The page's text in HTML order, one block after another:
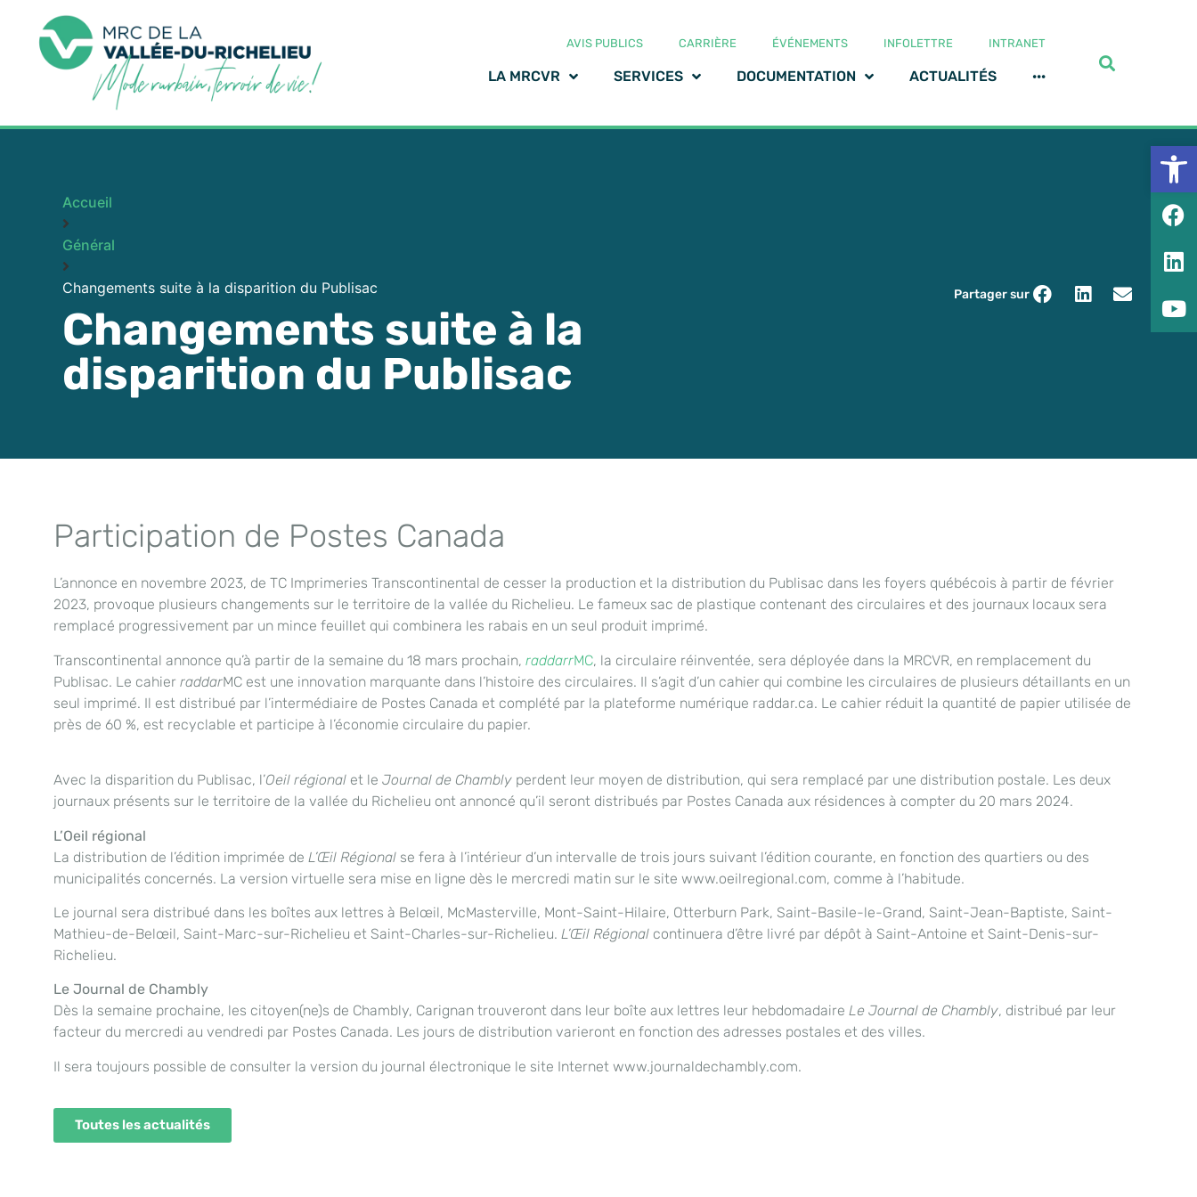
AVIS PUBLICS CARRIÈRE ÉVÉNEMENTS INFOLETTRE INTRANET
LA MRCVR SERVICES DOCUMENTATION ACTUALITÉS ···
Accueil
Général
Changements suite à la disparition du Publisac
Changements suite à la
disparition du Publisac
Partager sur
Participation de Postes Canada
L’annonce en novembre 2023, de TC Imprimeries Transcontinental de cesser la production et la distribution du Publisac dans les foyers québécois à partir de février
2023, provoque plusieurs changements sur le territoire de la vallée du Richelieu. Le fameux sac de plastique contenant des circulaires et des journaux locaux sera
remplacé progressivement par un mince feuillet qui combinera les rabais en un seul produit imprimé.
Transcontinental annonce qu’à partir de la semaine du 18 mars prochain, raddarrMC, la circulaire réinventée, sera déployée dans la MRCVR, en remplacement du
Publisac. Le cahier raddarMC est une innovation marquante dans l’histoire des circulaires. Il s’agit d’un cahier qui combine les circulaires de plusieurs détaillants en un
seul imprimé. Il est distribué par l’intermédiaire de Postes Canada et complété par la plateforme numérique raddar.ca. Le cahier réduit la quantité de papier utilisée de
près de 60 %, est recyclable et participe à l’économie circulaire du papier.
Avec la disparition du Publisac, l’Oeil régional et le Journal de Chambly perdent leur moyen de distribution, qui sera remplacé par une distribution postale. Les deux
journaux présents sur le territoire de la vallée du Richelieu ont annoncé qu’il seront distribués par Postes Canada aux résidences à compter du 20 mars 2024.
L’Oeil régional
La distribution de l’édition imprimée de L’Œil Régional se fera à l’intérieur d’un intervalle de trois jours suivant l’édition courante, en fonction des quartiers ou des
municipalités concernés. La version virtuelle sera mise en ligne dès le mercredi matin sur le site www.oeilregional.com, comme à l’habitude.
Le journal sera distribué dans les boîtes aux lettres à Belœil, McMasterville, Mont-Saint-Hilaire, Otterburn Park, Saint-Basile-le-Grand, Saint-Jean-Baptiste, Saint-
Mathieu-de-Belœil, Saint-Marc-sur-Richelieu et Saint-Charles-sur-Richelieu. L’Œil Régional continuera d’être livré par dépôt à Saint-Antoine et Saint-Denis-sur-
Richelieu.
Le Journal de Chambly
Dès la semaine prochaine, les citoyen(ne)s de Chambly, Carignan trouveront dans leur boîte aux lettres leur hebdomadaire Le Journal de Chambly, distribué par leur
facteur du mercredi au vendredi par Postes Canada. Les jours de distribution varieront en fonction des adresses postales et des villes.
Il sera toujours possible de consulter la version du journal électronique le site Internet www.journaldechambly.com.
Toutes les actualités